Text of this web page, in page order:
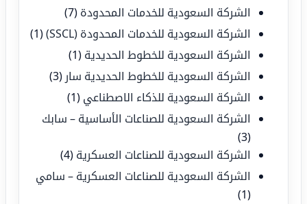
الشركة السعودية للخدمات المحدودة (7)
الشركة السعودية للخدمات المحدودة (SSCL)
(1)
الشركة السعودية للخطوط الحديدية (1)
الشركة السعودية للخطوط الحديدية سار (3)
الشركة السعودية للذكاء الاصطناعي (1)
الشركة السعودية للصناعات الأساسية – سابك
(3)
الشركة السعودية للصناعات العسكرية (4)
الشركة السعودية للصناعات العسكرية – سامي
(1)